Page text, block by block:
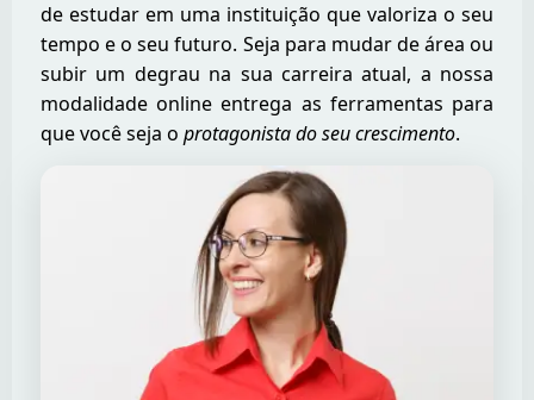
de estudar em uma instituição que valoriza o seu
tempo e o seu futuro. Seja para mudar de área ou
subir um degrau na sua carreira atual, a nossa
modalidade online entrega as ferramentas para
que você seja o protagonista do seu crescimento.